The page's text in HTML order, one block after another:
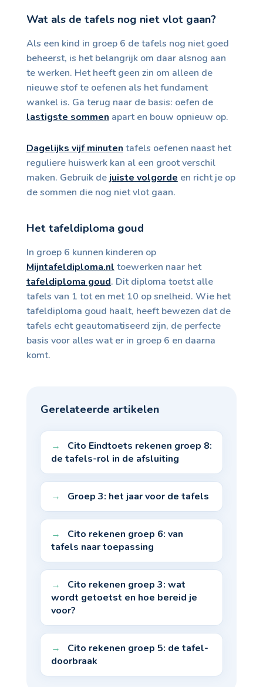
Wat als de tafels nog niet vlot gaan?
Als een kind in groep 6 de tafels nog niet goed
beheerst, is het belangrijk om daar alsnog aan
te werken. Het heeft geen zin om alleen de
nieuwe stof te oefenen als het fundament
wankel is. Ga terug naar de basis: oefen de
lastigste sommen apart en bouw opnieuw op.
Dagelijks vijf minuten tafels oefenen naast het
reguliere huiswerk kan al een groot verschil
maken. Gebruik de juiste volgorde en richt je op
de sommen die nog niet vlot gaan.
Het tafeldiploma goud
In groep 6 kunnen kinderen op
Mijntafeldiploma.nl toewerken naar het
tafeldiploma goud. Dit diploma toetst alle
tafels van 1 tot en met 10 op snelheid. Wie het
tafeldiploma goud haalt, heeft bewezen dat de
tafels echt geautomatiseerd zijn, de perfecte
basis voor alles wat er in groep 6 en daarna
komt.
Gerelateerde artikelen
Cito Eindtoets rekenen groep 8:
de tafels-rol in de afsluiting
Groep 3: het jaar voor de tafels
Cito rekenen groep 6: van
tafels naar toepassing
Cito rekenen groep 3: wat
wordt getoetst en hoe bereid je
voor?
Cito rekenen groep 5: de tafel-
doorbraak